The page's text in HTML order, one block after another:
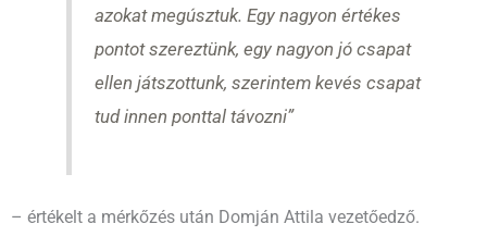
azokat megúsztuk. Egy nagyon értékes
pontot szereztünk, egy nagyon jó csapat
ellen játszottunk, szerintem kevés csapat
tud innen ponttal távozni”
– értékelt a mérkőzés után Domján Attila vezetőedző.